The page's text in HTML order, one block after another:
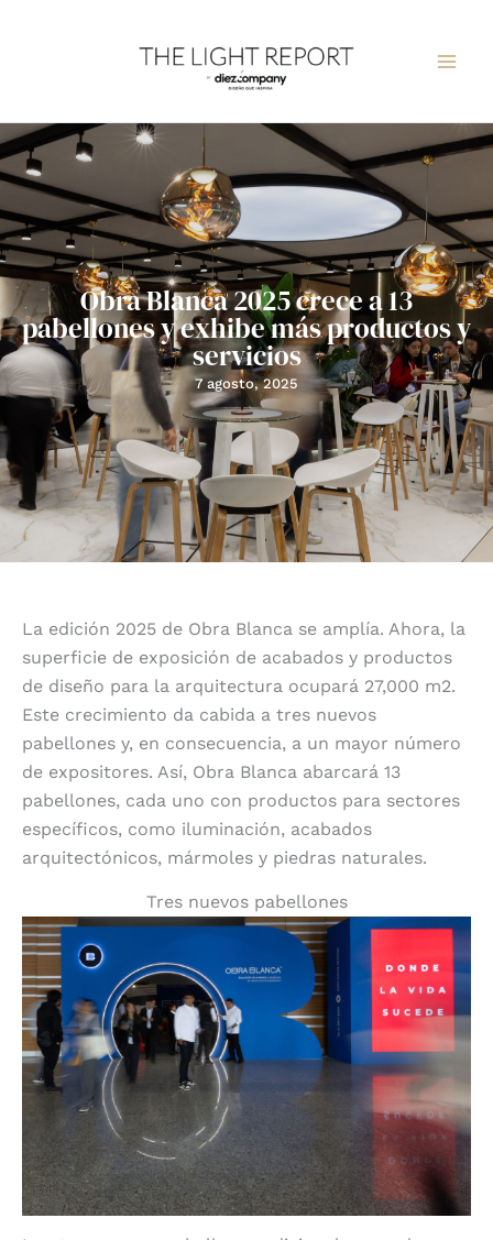
Obra Blanca 2025 crece a 13
pabellones y exhibe más productos y
servicios
7 agosto, 2025
La edición 2025 de Obra Blanca se amplía. Ahora, la
superficie de exposición de acabados y productos
de diseño para la arquitectura ocupará 27,000 m2.
Este crecimiento da cabida a tres nuevos
pabellones y, en consecuencia, a un mayor número
de expositores. Así, Obra Blanca abarcará 13
pabellones, cada uno con productos para sectores
específicos, como iluminación, acabados
arquitectónicos, mármoles y piedras naturales.
Tres nuevos pabellones